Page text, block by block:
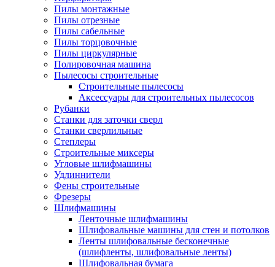
Пилы монтажные
Пилы отрезные
Пилы сабельные
Пилы торцовочные
Пилы циркулярные
Полировочная машина
Пылесосы строительные
Строительные пылесосы
Аксессуары для строительных пылесосов
Рубанки
Станки для заточки сверл
Станки сверлильные
Степлеры
Строительные миксеры
Угловые шлифмашины
Удлиннители
Фены строительные
Фрезеры
Шлифмашины
Ленточные шлифмашины
Шлифовальные машины для стен и потолков
Ленты шлифовальные бесконечные
(шлифленты, шлифовальные ленты)
Шлифовальная бумага